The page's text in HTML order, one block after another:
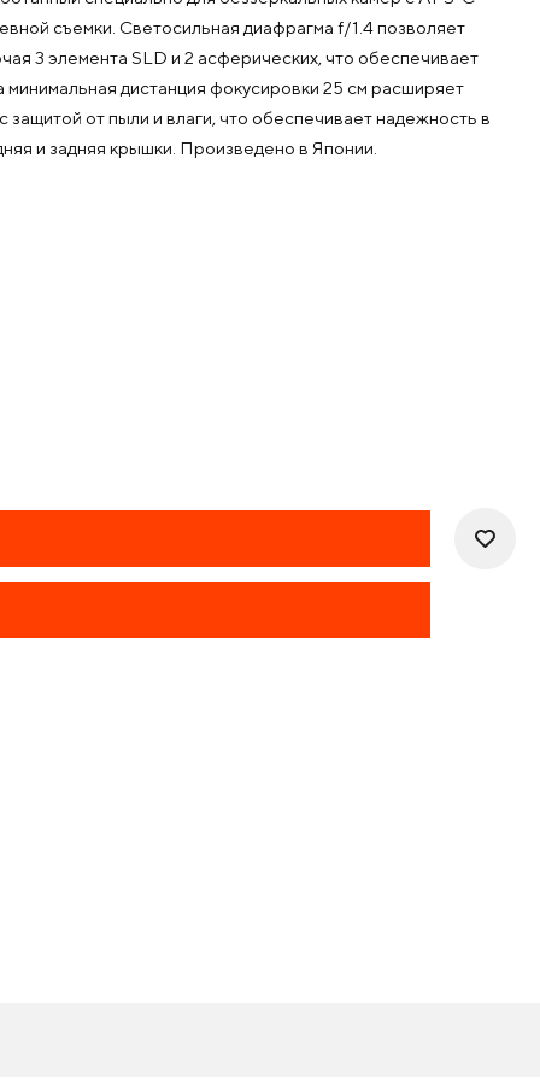
съемки. Светосильная диафрагма f/1.4 позволяет
3 элемента SLD и 2 асферических, что обеспечивает
дистанция фокусировки 25 см расширяет
от пыли и влаги, что обеспечивает надежность в
и задняя крышки. Произведено в Японии.